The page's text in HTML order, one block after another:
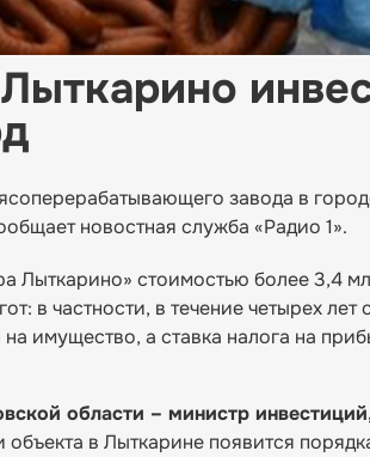
завода в
новостная служба «Радио 1».
Лыткарино» стоимостью более 3,4
в частности, в течение четырех
имущество, а ставка налога на
области – министр
объекта в Лыткарине появится